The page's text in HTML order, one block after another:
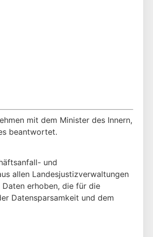
mit dem Minister des Innern,
beantwortet.
und
allen Landesjustizverwaltungen
erhoben, die für die
Datensparsamkeit und dem